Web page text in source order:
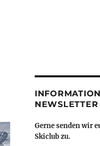
NEWSLETTER
Gerne senden wir
Skiclub zu.